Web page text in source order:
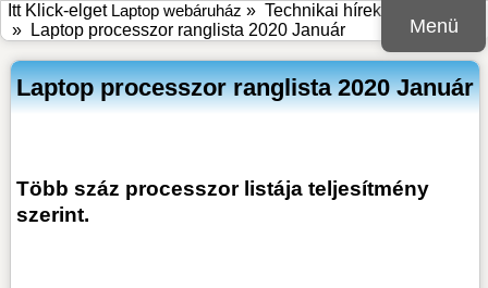
Menü
Itt Klick-elget Laptop webáruház » Technikai hírek, információk
»
Laptop processzor ranglista 2020 Január
Laptop processzor ranglista 2020 Január
Több száz processzor listája teljesítmény
szerint.